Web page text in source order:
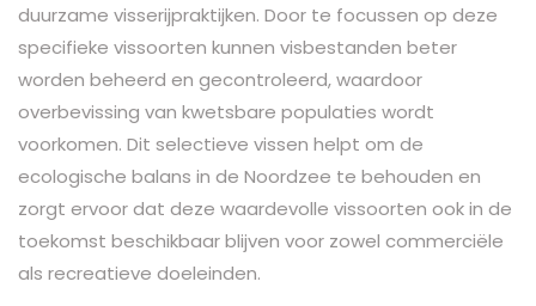
duurzame visserijpraktijken. Door te focussen op deze
specifieke vissoorten kunnen visbestanden beter
worden beheerd en gecontroleerd, waardoor
overbevissing van kwetsbare populaties wordt
voorkomen. Dit selectieve vissen helpt om de
ecologische balans in de Noordzee te behouden en
zorgt ervoor dat deze waardevolle vissoorten ook in de
toekomst beschikbaar blijven voor zowel commerciële
als recreatieve doeleinden.